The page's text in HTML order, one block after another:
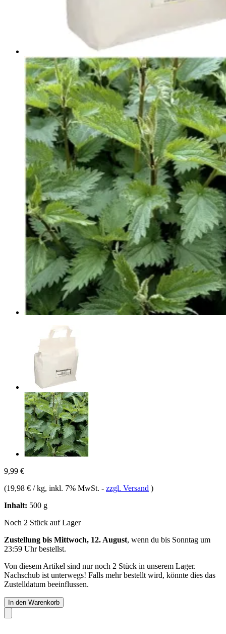
9,99 €
(19,98 € / kg, inkl. 7% MwSt. - zzgl. Versand )
Inhalt: 500 g
Noch 2 Stück auf Lager
Zustellung bis Mittwoch, 12. August, wenn du bis Sonntag um
23:59 Uhrbestellst.
Von diesem Artikel sind nur noch 2 Stück in unserem Lager.
Nachschub ist unterwegs! Falls mehr bestellt wird, könnte dies das
Zustelldatum beeinflussen.
In den Warenkorb